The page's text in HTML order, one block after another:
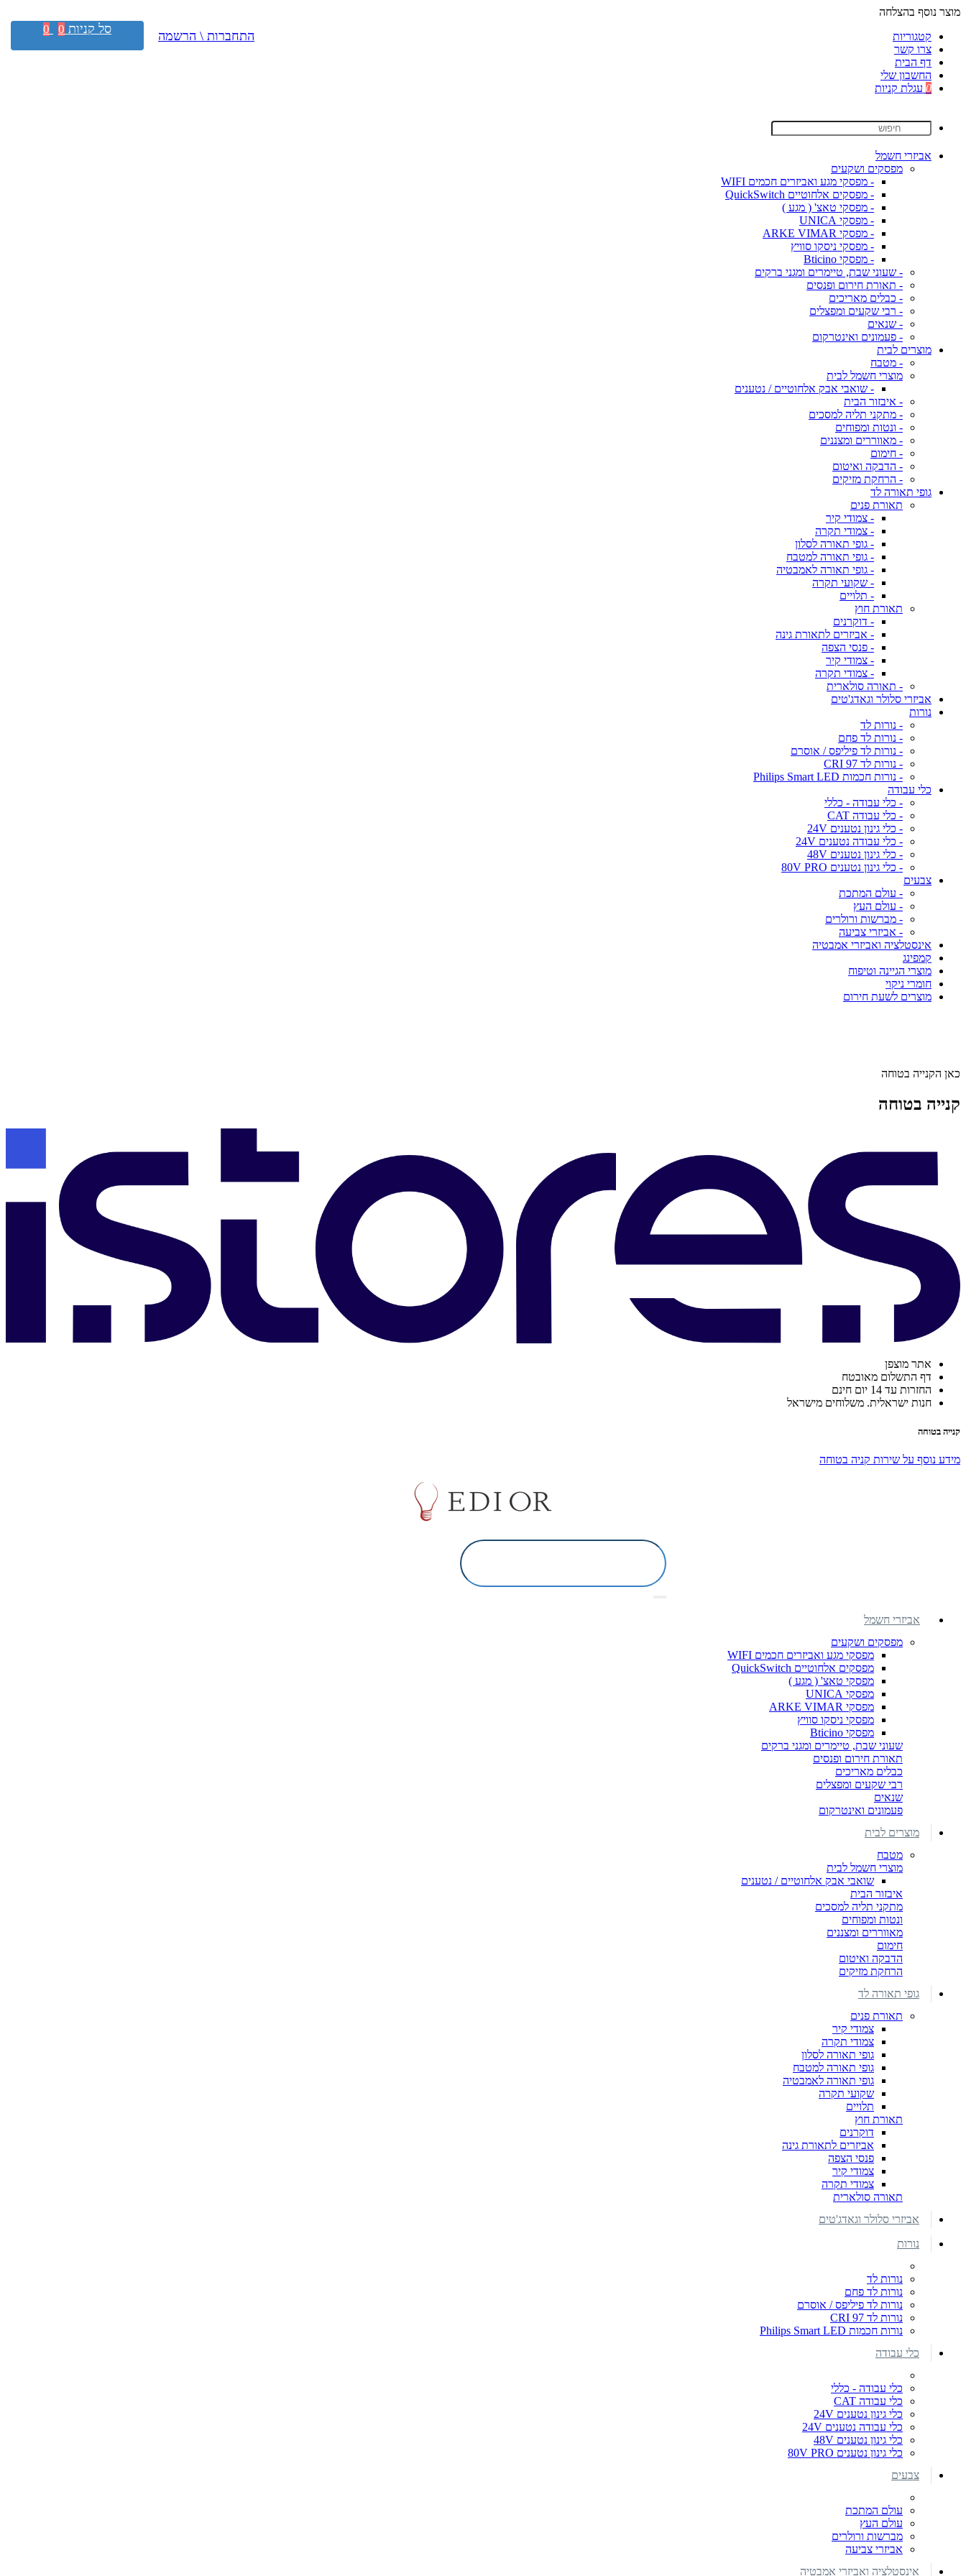
מוצר נוסף בהצלחה
קטגוריות
צרו קשר
דף הבית
החשבון שלי
0 עגלת קניות
אביזרי חשמל
מפסקים ושקעים
- מפסקי מגע ואביזרים חכמים WIFI
- מפסקים אלחוטיים QuickSwitch
- מפסקי טאצ' ( מגע )
- מפסקי UNICA
- מפסקי ARKE VIMAR
- מפסקי ניסקו סוויץ
- מפסקי Bticino
- שעוני שבת, טיימרים ומגני ברקים
- תאורת חירום ופנסים
- כבלים מאריכים
- רבי שקעים ומפצלים
- שנאים
- פעמונים ואינטרקום
מוצרים לבית
- מטבח
מוצרי חשמל לבית
- שואבי אבק אלחוטיים / נטענים
- איבזור הבית
- מתקני תליה למסכים
- ונטות ומפוחים
- מאווררים ומצננים
- חימום
- הדבקה ואיטום
- הרחקת מזיקים
גופי תאורה לד
תאורת פנים
- צמודי קיר
- צמודי תקרה
- גופי תאורה לסלון
- גופי תאורה למטבח
- גופי תאורה לאמבטיה
- שקועי תקרה
- תלויים
תאורת חוץ
- דוקרנים
- אביזרים לתאורת גינה
- פנסי הצפה
- צמודי קיר
- צמודי תקרה
- תאורה סולארית
אביזרי סלולר וגאדג'טים
נורות
- נורות לד
- נורות לד פחם
- נורות לד פיליפס / אוסרם
- נורות לד CRI 97
- נורות חכמות Philips Smart LED
כלי עבודה
- כלי עבודה - כללי
- כלי עבודה CAT
- כלי גינון נטענים 24V
- כלי עבודה נטענים 24V
- כלי גינון נטענים 48V
- כלי גינון נטענים 80V PRO
צבעים
- עולם המתכת
- עולם העץ
- מברשות ורולרים
- אביזרי צביעה
אינסטלציה ואביזרי אמבטיה
קמפינג
מוצרי הגיינה וטיפוח
חומרי ניקוי
מוצרים לשעת חירום
כאן הקנייה בטוחה
קנייה בטוחה
אתר מוצפן
דף התשלום מאובטח
החזרות עד 14 יום חינם
חנות ישראלית. משלוחים מישראל
קנייה בטוחה
מידע נוסף על שירות קניה בטוחה
התחברות \ הרשמה סל קניות 0
0
אביזרי חשמל
מפסקים ושקעים
מפסקי מגע ואביזרים חכמים WIFI
מפסקים אלחוטיים QuickSwitch
מפסקי טאצ' ( מגע )
מפסקי UNICA
מפסקי ARKE VIMAR
מפסקי ניסקו סוויץ
מפסקי Bticino
שעוני שבת, טיימרים ומגני ברקים
תאורת חירום ופנסים
כבלים מאריכים
רבי שקעים ומפצלים
שנאים
פעמונים ואינטרקום
מוצרים לבית
מטבח
מוצרי חשמל לבית
שואבי אבק אלחוטיים / נטענים
איבזור הבית
מתקני תליה למסכים
ונטות ומפוחים
מאווררים ומצננים
חימום
הדבקה ואיטום
הרחקת מזיקים
גופי תאורה לד
תאורת פנים
צמודי קיר
צמודי תקרה
גופי תאורה לסלון
גופי תאורה למטבח
גופי תאורה לאמבטיה
שקועי תקרה
תלויים
תאורת חוץ
דוקרנים
אביזרים לתאורת גינה
פנסי הצפה
צמודי קיר
צמודי תקרה
תאורה סולארית
אביזרי סלולר וגאדג'טים
נורות
נורות לד
נורות לד פחם
נורות לד פיליפס / אוסרם
נורות לד CRI 97
נורות חכמות Philips Smart LED
כלי עבודה
כלי עבודה - כללי
כלי עבודה CAT
כלי גינון נטענים 24V
כלי עבודה נטענים 24V
כלי גינון נטענים 48V
כלי גינון נטענים 80V PRO
צבעים
עולם המתכת
עולם העץ
מברשות ורולרים
אביזרי צביעה
אינסטלציה ואביזרי אמבטיה